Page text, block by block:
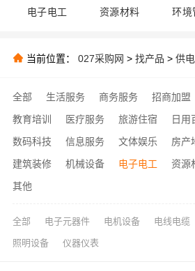
电子电工 资源材料 环境
当前位置： 027采购网 > 找产品 > 供
全部 生活服务 商务服务 招商加盟
教育培训
医疗服务 旅游住宿 日用
数码科技
信息服务 文体娱乐 房产
建筑装修
机械设备 电子电工 资源
其他
全部 电子元器件 电机设备 电线电缆
照明设备 仪器仪表